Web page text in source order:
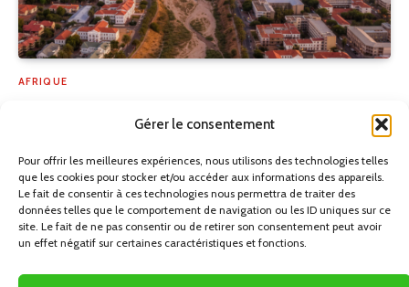
Gérer le consentement
Pour offrir les meilleures expériences, nous utilisons des technologies telles
que les cookies pour stocker et/ou accéder aux informations des appareils.
Le fait de consentir à ces technologies nous permettra de traiter des
données telles que le comportement de navigation ou les ID uniques sur ce
site. Le fait de ne pas consentir ou de retirer son consentement peut avoir
un effet négatif sur certaines caractéristiques et fonctions.
AFRIQUE
Road Trip en Namibie
25/06/2026